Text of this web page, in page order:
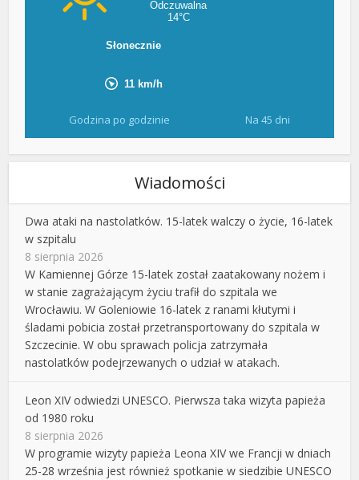
Godzina po godzinie Na 45 dni
Wiadomości
Dwa ataki na nastolatków. 15-latek walczy o życie, 16-latek
w szpitalu
8 sierpnia 2026
W Kamiennej Górze 15-latek został zaatakowany nożem i
w stanie zagrażającym życiu trafił do szpitala we
Wrocławiu. W Goleniowie 16-latek z ranami kłutymi i
śladami pobicia został przetransportowany do szpitala w
Szczecinie. W obu sprawach policja zatrzymała
nastolatków podejrzewanych o udział w atakach.
Leon XIV odwiedzi UNESCO. Pierwsza taka wizyta papieża
od 1980 roku
8 sierpnia 2026
W programie wizyty papieża Leona XIV we Francji w dniach
25-28 września jest również spotkanie w siedzibie UNESCO